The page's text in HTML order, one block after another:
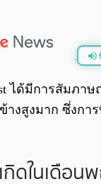
ได้มีการสัมภ
งสูงมาก ซึ่งกา
กิดในเดือ